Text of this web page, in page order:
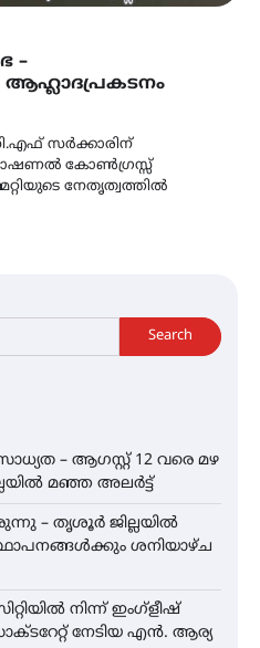
–
സർക്കാരിന്
നാഷണൽ കോൺഗ്രസ്സ്
നേതൃത്വത്തിൽ
Search
– ആഗസ്റ്റ് 12 വരെ മഴ
മഞ്ഞ അലർട്ട്
– തൃശൂർ ജില്ലയിൽ
സ്ഥാപനങ്ങൾക്കും ശനിയാഴ്ച
നിന്ന് ഇംഗ്ളീഷ്
നേടിയ എൻ. ആര്യ